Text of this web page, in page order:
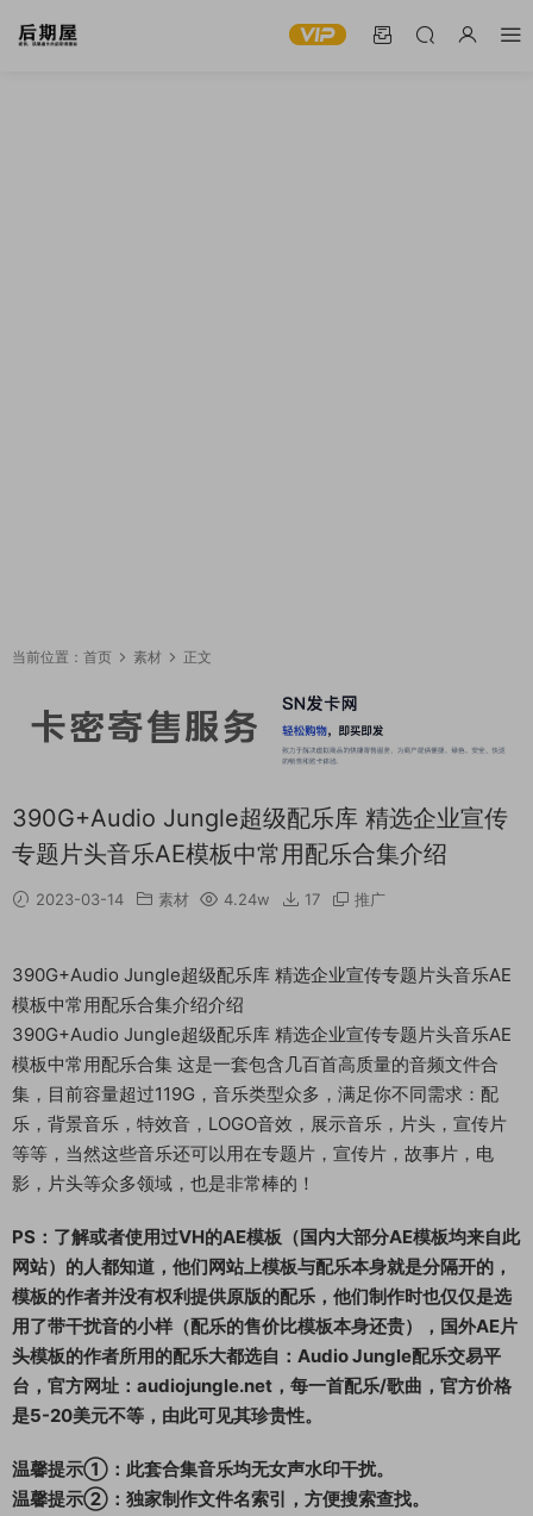
当前位置： 首页 素材 正文
390G+Audio Jungle超级配乐库 精选企业宣传
专题片头音乐AE模板中常用配乐合集介绍
2023-03-14 素材 4.24w 17 推广
390G+Audio Jungle超级配乐库 精选企业宣传专题片头音乐AE
模板中常用配乐合集介绍介绍
390G+Audio Jungle超级配乐库 精选企业宣传专题片头音乐AE
模板中常用配乐合集 这是一套包含几百首高质量的音频文件合
集，目前容量超过119G，音乐类型众多，满足你不同需求：配
乐，背景音乐，特效音，LOGO音效，展示音乐，片头，宣传片
等等，当然这些音乐还可以用在专题片，宣传片，故事片，电
影，片头等众多领域，也是非常棒的！
PS：了解或者使用过VH的AE模板（国内大部分AE模板均来自此
网站）的人都知道，他们网站上模板与配乐本身就是分隔开的，
模板的作者并没有权利提供原版的配乐，他们制作时也仅仅是选
用了带干扰音的小样（配乐的售价比模板本身还贵），国外AE片
头模板的作者所用的配乐大都选自：Audio Jungle配乐交易平
台，官方网址：audiojungle.net，每一首配乐/歌曲，官方价格
是5-20美元不等，由此可见其珍贵性。
温馨提示①：此套合集音乐均无女声水印干扰。
温馨提示②：独家制作文件名索引，方便搜索查找。